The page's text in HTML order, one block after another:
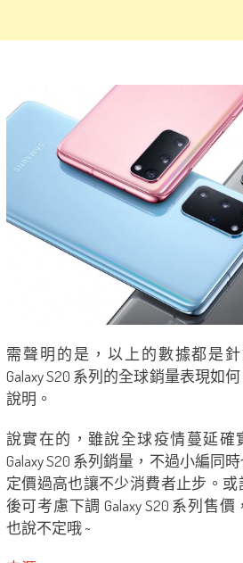
需聲明的是，以上的數據都是
Galaxy S20 系列的全球銷量表現如
說明。
說實在的，雖說全球疫情蔓延確
Galaxy S20 系列銷量，不過小編同
定價過高也讓不少消費者止步。
後可考慮下調 Galaxy S20 系列售
也說不定哦 ~